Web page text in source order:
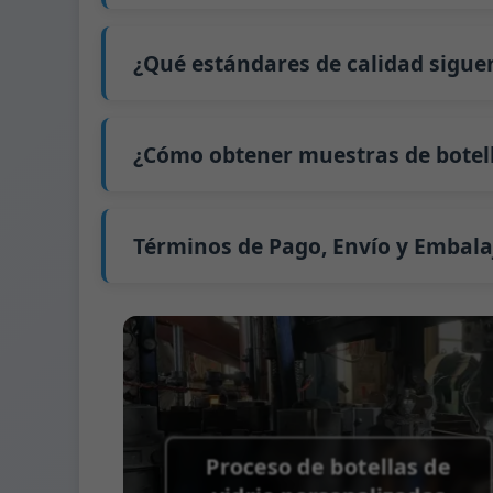
extiende a 45 días.
El envío desde China tarda
¿Qué estándares de calidad
GB4806.5一2016 <Estándar Nacional de
(CE) No. 1935/2004 Migración de metales
¿Cómo obtener muestras de
Normalmente enviamos muestras a
Términos de Pago, Envío y
Métodos de pago admitidos para los
Término de envío:
EXW, FOB, CFR, CIF
Términos de embalaje:
Palés + Divisores,
Proceso de botellas de